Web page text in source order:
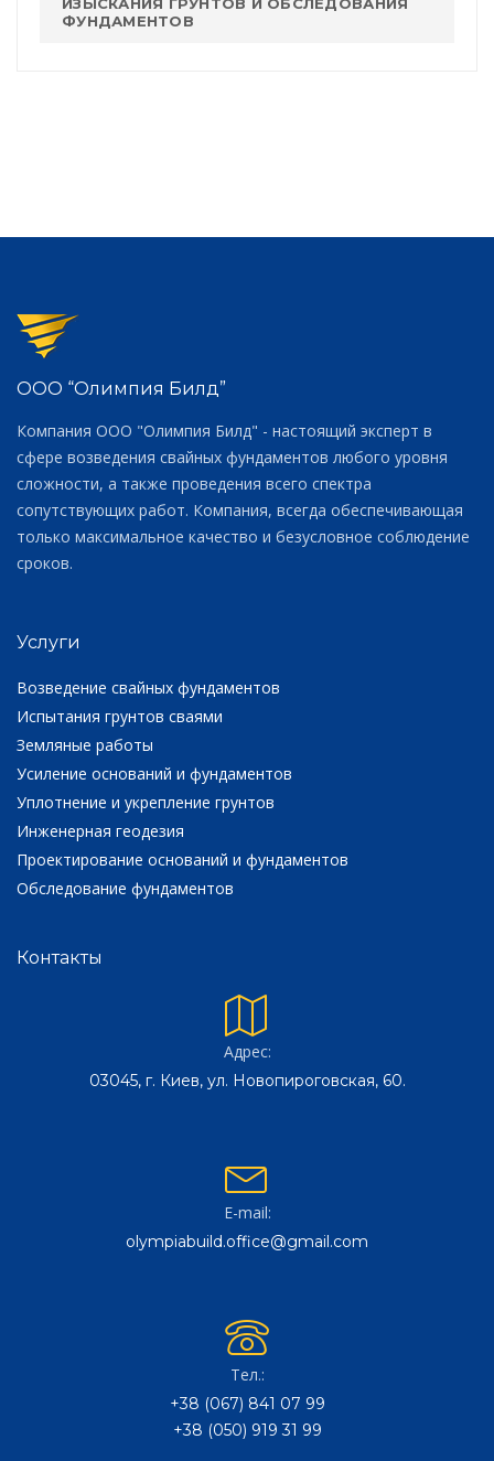
ФУНДАМЕНТОВ
ООО “Олимпия Билд”
Компания ООО "Олимпия Билд" - настоящий эксперт в
сфере возведения свайных фундаментов любого уровня
сложности, а также проведения всего спектра
сопутствующих работ. Компания, всегда обеспечивающая
только максимальное качество и безусловное соблюдение
сроков.
Услуги
Возведение свайных фундаментов
Испытания грунтов сваями
Земляные работы
Усиление оснований и фундаментов
Уплотнение и укрепление грунтов
Инженерная геодезия
Проектирование оснований и фундаментов
Обследование фундаментов
Контакты
Адрес:
03045, г. Киев, ул. Новопироговская, 60.
E-mail:
olympiabuild.office@gmail.com
Тел.:
+38 (067) 841 07 99
+38 (050) 919 31 99